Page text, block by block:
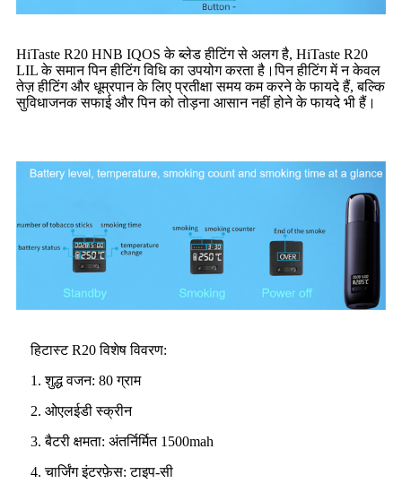
HiTaste R20 HNB IQOS के ब्लेड हीटिंग से अलग है, HiTaste R20
LIL के समान पिन हीटिंग विधि का उपयोग करता है।पिन हीटिंग में न केवल
तेज़ हीटिंग और धूम्रपान के लिए प्रतीक्षा समय कम करने के फायदे हैं, बल्कि
सुविधाजनक सफाई और पिन को तोड़ना आसान नहीं होने के फायदे भी हैं।
हिटास्ट R20 विशेष विवरण:
1. शुद्ध वजन: 80 ग्राम
2. ओएलईडी स्क्रीन
3. बैटरी क्षमता: अंतर्निर्मित 1500mah
4. चार्जिंग इंटरफ़ेस: टाइप-सी